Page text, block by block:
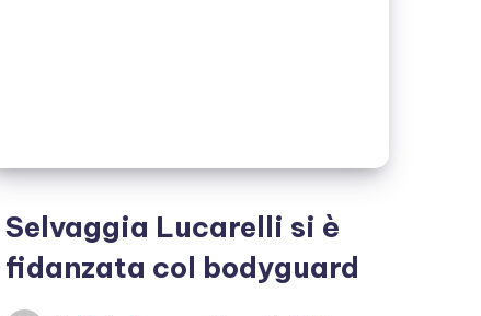
Selvaggia Lucarelli si è
fidanzata col bodyguard